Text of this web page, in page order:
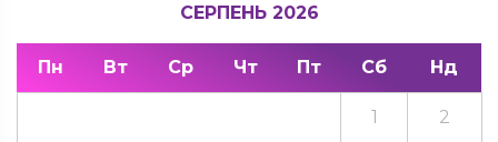
СЕРПЕНЬ 2026
Пн Вт Ср Чт Пт Сб Нд
1 2